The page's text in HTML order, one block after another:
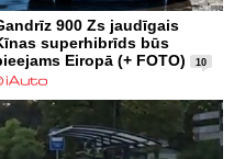
900 Zs jaudīgais
superhibrīds būs
Eiropā (+ FOTO)
10